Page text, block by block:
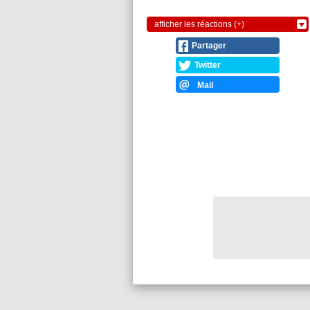
afficher les réactions (+)
Partager
Twitter
Mail